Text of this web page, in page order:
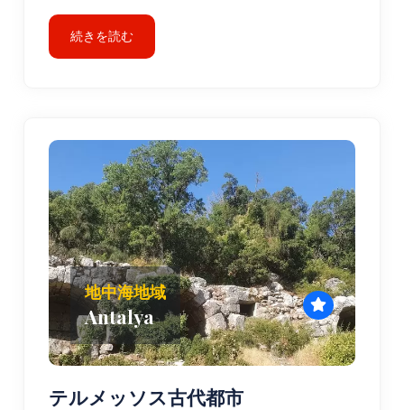
続きを読む
地中海地域
Antalya
テルメッソス古代都市